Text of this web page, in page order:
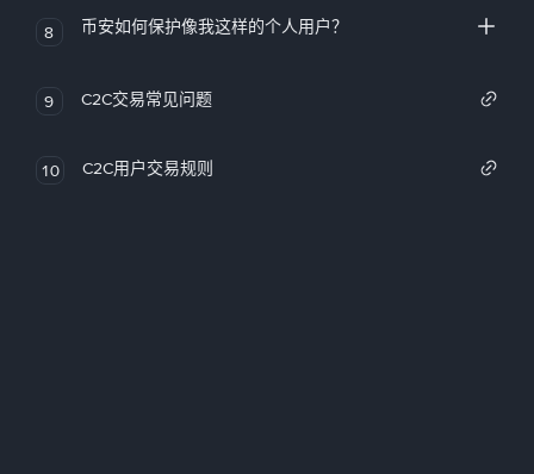
8 币安如何保护像我这样的个人用户？
9 C2C交易常见问题
10 C2C用户交易规则